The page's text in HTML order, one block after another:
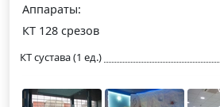
Аппараты:
КТ 128 срезов
КТ сустава (1 ед.)